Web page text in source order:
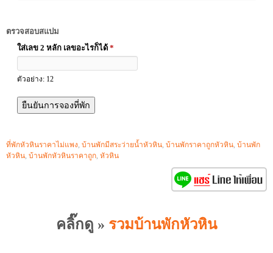
ตรวจสอบสแปม
ใส่เลข 2 หลัก เลขอะไรก็ได้ *
ตัวอย่าง: 12
ที่พักหัวหินราคาไม่แพง, บ้านพักมีสระว่ายน้ำหัวหิน, บ้านพักราคาถูกหัวหิน, บ้านพัก
หัวหิน, บ้านพักหัวหินราคาถูก, หัวหิน
คลิ๊กดู » รวมบ้านพักหัวหิน